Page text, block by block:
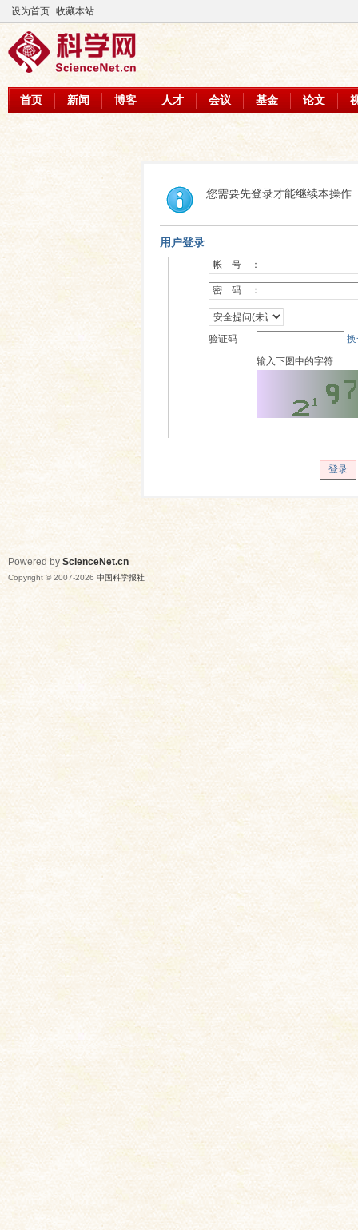
设为首页 收藏本站
首页 新闻 博客 人才 会议 基金 论文
您需要先登录才能继续本操作
用户登录
帐 号 ：
密 码 ：
验证码
输入下图中的字符
登录
Powered by ScienceNet.cn
Copyright © 2007-2026 中国科学报社